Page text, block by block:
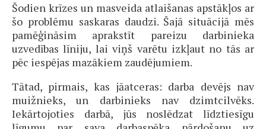
Šodien krīzes un masveida atlaišanas apstākļos ar
šo problēmu saskaras daudzi. Šajā situācijā mēs
pamēģināsim aprakstīt pareizu darbinieka
uzvedības līniju, lai viņš varētu izkļaut no tās ar
pēc iespējas mazākiem zaudējumiem.
Tātad, pirmais, kas jāatceras: darba devējs nav
muižnieks, un darbinieks nav dzimtcilvēks.
Iekārtojoties darbā, jūs noslēdzat līdztiesīgu